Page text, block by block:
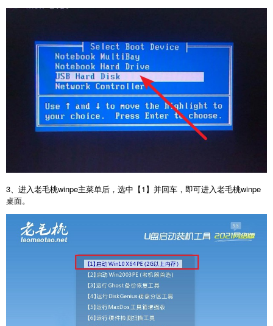
3、进入老毛桃winpe主菜单后，选中【1】并回车，即可进入老毛桃winpe
桌面。